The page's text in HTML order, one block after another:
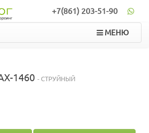
+7(861) 203-51-90
МЕНЮ
1460 - СТРУЙНЫЙ